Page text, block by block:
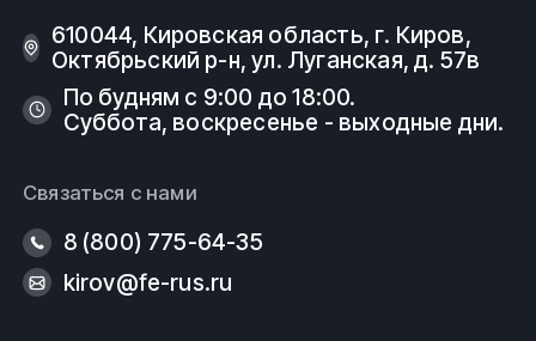
610044, Кировская область, г. Киров, ​
Октябрьский р-н, ​ул. Луганская, д. 57в
По будням с 9:00 до 18:00.
Суббота, воскресенье - выходные дни.
Связаться с нами
8 (800) 775-64-35
kirov@fe-rus.ru